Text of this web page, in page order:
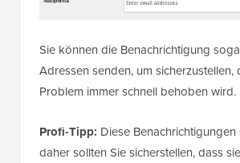
Sie können die Benachrichtigung
Adressen senden, um sicherzustellen,
Problem immer schnell behoben wird.
Profi-Tipp: Diese
daher sollten Sie sicherstellen, dass